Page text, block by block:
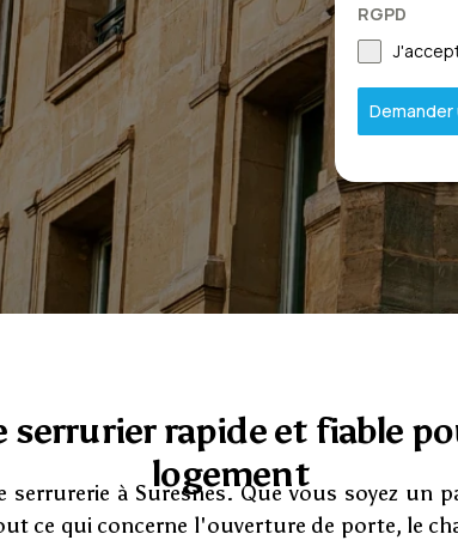
RGPD
Demander
serrurier rapide et fiable
logement
serrurerie à Suresnes. Que vous soyez
ce qui concerne l'ouverture de porte, le